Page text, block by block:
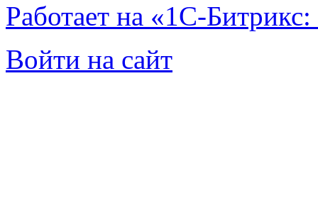
Работает на «1С-
Войти на сайт